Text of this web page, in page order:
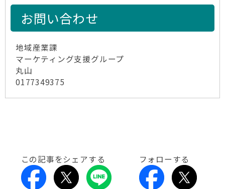
お問い合わせ
地域産業課
マーケティング支援グループ
丸山
0177349375
この記事をシェアする フォローする